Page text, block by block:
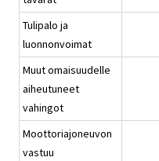
Tulipalo ja
luonnonvoimat
Muut omaisuudelle
aiheutuneet
vahingot
Moottoriajoneuvon
vastuu